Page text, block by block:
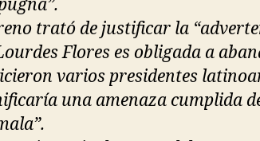
trató de justificar la
Flores es obligada a
varios presidentes
una amenaza cumplida